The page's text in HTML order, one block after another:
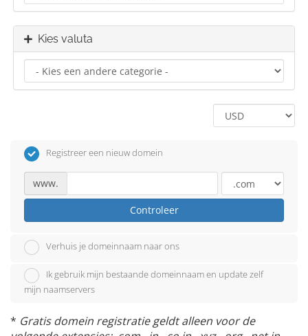
Kies valuta
Registreer een nieuw domein
www.
Controleer
Verhuis je domeinnaam naar ons
Ik gebruik mijn bestaande domeinnaam en update zelf
mijn naamservers
* Gratis domein registratie geldt alleen voor de